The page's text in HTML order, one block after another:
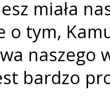
miała
o tym,
naszego
bardzo